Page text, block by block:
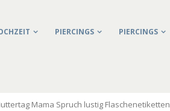
PIERCINGS
PIERCINGS
Mama Spruch lustig